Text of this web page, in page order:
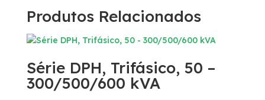
Produtos Relacionados
Série DPH, Trifásico, 50 –
300/500/600 kVA